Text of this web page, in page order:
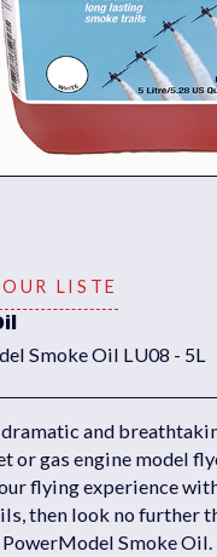
LISTE
Smoke Oil LU08 - 5L
and
or gas engine model
flying experience
then look no further
Smoke